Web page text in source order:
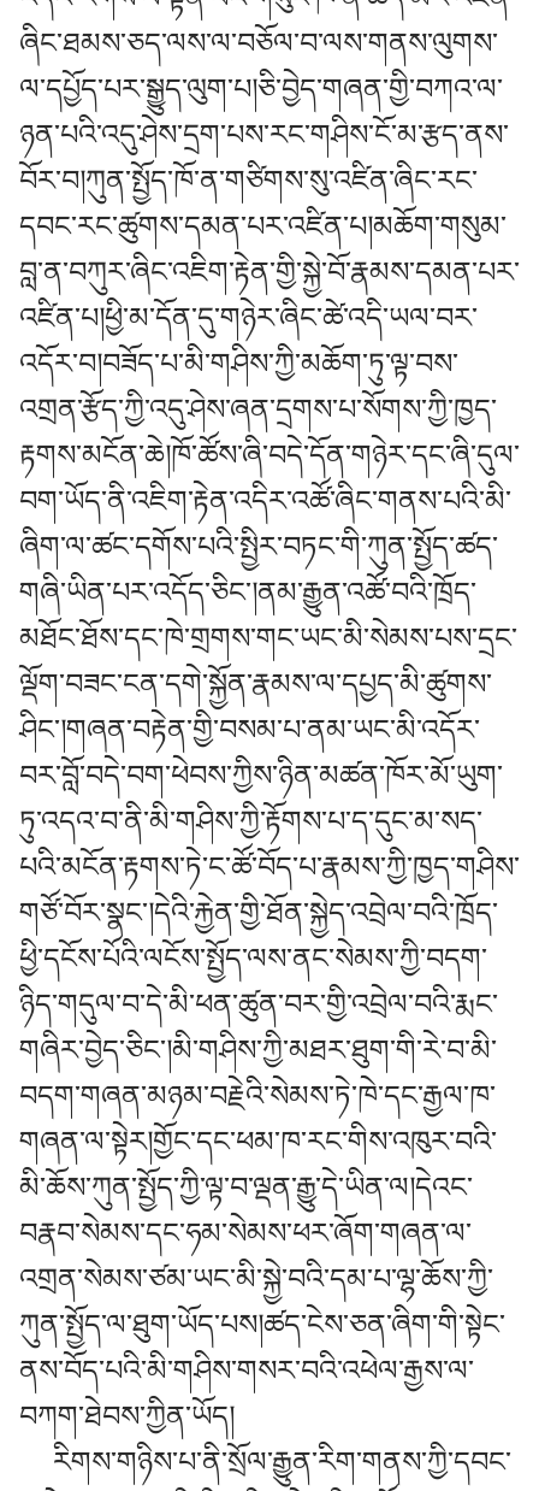
ཞིང་ཐམས་ཅད་ལས་ལ་བཅོལ་བ་ལས་གནས་ལུགས་
ལ་དཔྱོད་པར་སྒྱུད་ལུག་པ།ཅི་བྱེད་གཞན་གྱི་བཀའ་ལ་
ཉན་པའི་འདུ་ཤེས་དྲག་པས་རང་གཤིས་ངོ་མ་རྩད་ནས་
བོར་བ།ཀུན་སྤྱོད་ཁོ་ན་གཙིགས་སུ་འཛིན་ཞིང་རང་
དབང་རང་ཚུགས་དམན་པར་འཛིན་པ།མཆོག་གསུམ་
བླ་ན་བཀུར་ཞིང་འཇིག་རྟེན་གྱི་སྐྱེ་བོ་རྣམས་དམན་པར་
འཛིན་པ།ཕྱི་མ་དོན་དུ་གཉེར་ཞིང་ཚེ་འདི་ཡལ་བར་
འདོར་བ།བཟོད་པ་མི་གཤིས་ཀྱི་མཆོག་ཏུ་ལྟ་བས་
འགྲན་རྩོད་ཀྱི་འདུ་ཤེས་ཞན་དྲགས་པ་སོགས་ཀྱི་ཁྱད་
རྟགས་མངོན་ཆེ།ཁོ་ཚོས་ཞི་བདེ་དོན་གཉེར་དང་ཞི་དུལ་
བག་ཡོད་ནི་འཇིག་རྟེན་འདིར་འཚོ་ཞིང་གནས་པའི་མི་
ཞིག་ལ་ཚང་དགོས་པའི་སྤྱིར་བཏང་གི་ཀུན་སྤྱོད་ཚད་
གཞི་ཡིན་པར་འདོད་ཅིང་།ནམ་རྒྱུན་འཚོ་བའི་ཁྲོད་
མཐོང་ཐོས་དང་ཁེ་གྲགས་གང་ཡང་མི་སེམས་པས་དྲང་
ལྡོག་བཟང་ངན་དགེ་སྐྱོན་རྣམས་ལ་དཔྱད་མི་ཚུགས་
ཤིང་།གཞན་བརྟེན་གྱི་བསམ་པ་ནམ་ཡང་མི་འདོར་
བར་བློ་བདེ་བག་ཕེབས་ཀྱིས་ཉིན་མཚན་ཁོར་མོ་ཡུག་
ཏུ་འདའ་བ་ནི་མི་གཤིས་ཀྱི་རྟོགས་པ་ད་དུང་མ་སད་
པའི་མངོན་རྟགས་ཏེ་ང་ཚོ་བོད་པ་རྣམས་ཀྱི་ཁྱད་གཤིས་
གཙོ་བོར་སྣང་།དེའི་རྐྱེན་གྱི་ཐོན་སྐྱེད་འབྲེལ་བའི་ཁྲོད་
ཕྱི་དངོས་པོའི་ལངོས་སྤྱོད་ལས་ནང་སེམས་ཀྱི་བདག་
ཉིད་གདུལ་བ་དེ་མི་ཕན་ཚུན་བར་གྱི་འབྲེལ་བའི་རྨང་
གཞིར་བྱེད་ཅིང་།མི་གཤིས་ཀྱི་མཐར་ཐུག་གི་རེ་བ་མི་
བདག་གཞན་མཉམ་བརྗེའི་སེམས་ཏེ་ཁེ་དང་རྒྱལ་ཁ་
གཞན་ལ་སྟེར།གྱོང་དང་ཕམ་ཁ་རང་གིས་འཁུར་བའི་
མི་ཆོས་ཀུན་སྤྱོད་ཀྱི་ལྟ་བ་ལྡན་རྒྱུ་དེ་ཡིན་ལ།དེའང་
བརྣབ་སེམས་དང་ཧམ་སེམས་ཕར་ཞོག་གཞན་ལ་
འགྲན་སེམས་ཙམ་ཡང་མི་སྐྱེ་བའི་དམ་པ་ལྷ་ཆོས་ཀྱི་
ཀུན་སྤྱོད་ལ་ཐུག་ཡོད་པས།ཚད་ངེས་ཅན་ཞིག་གི་སྟེང་
ནས་བོད་པའི་མི་གཤིས་གསར་བའི་འཕེལ་རྒྱས་ལ་
བཀག་ཐེབས་ཀྱིན་ཡོད།
རིགས་གཉིས་པ་ནི་སྲོལ་རྒྱུན་རིག་གནས་ཀྱི་དབང་